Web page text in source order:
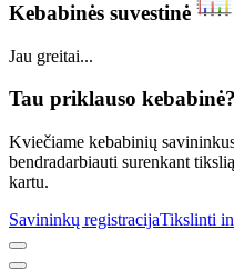
Kebabinės suvestinė
Jau greitai...
Tau priklauso
Kviečiame kebabinių
bendradarbiauti surenkant
kartu.
Savininkų registracijaTikslinti